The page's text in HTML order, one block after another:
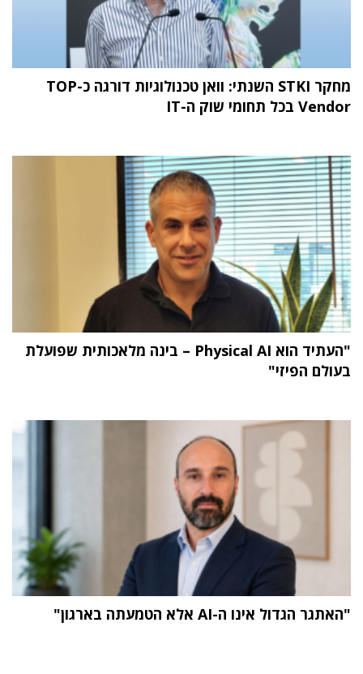
מחקר STKI השנתי: וואן טכנולוגיות דורגה כ-TOP
Vendor בכל תחומי שוק ה-IT
"העתיד הוא Physical AI – בינה מלאכותית שפועלת
בעולם הפיזי"
"האתגר הגדול אינו ה-AI אלא הטמעתה בארגון"